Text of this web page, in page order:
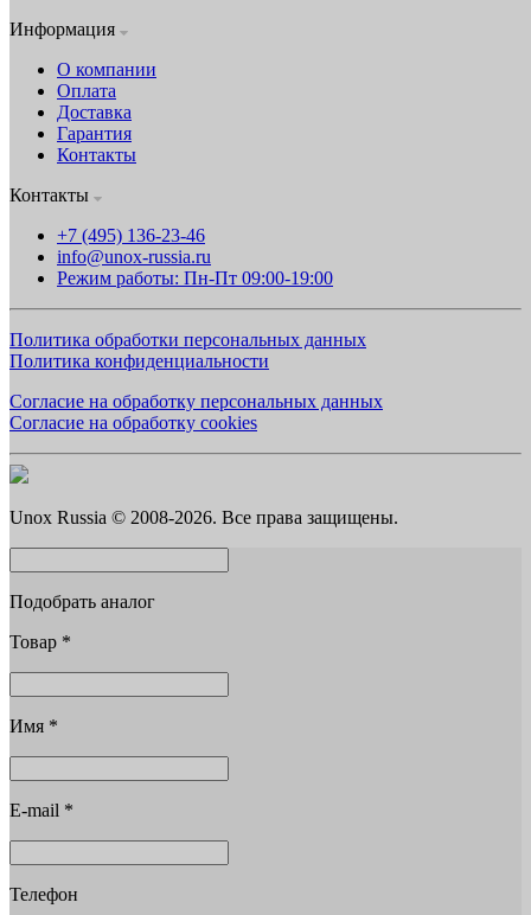
Информация
О компании
Оплата
Доставка
Гарантия
Контакты
Контакты
+7 (495) 136-23-46
info@unox-russia.ru
Режим работы: Пн-Пт 09:00-19:00
Политика обработки персональных данных
Политика конфиденциальности
Согласие на обработку персональных данных
Согласие на обработку cookies
Unox Russia © 2008-2026. Все права защищены.
Подобрать аналог
Товар *
Имя *
E-mail *
Телефон